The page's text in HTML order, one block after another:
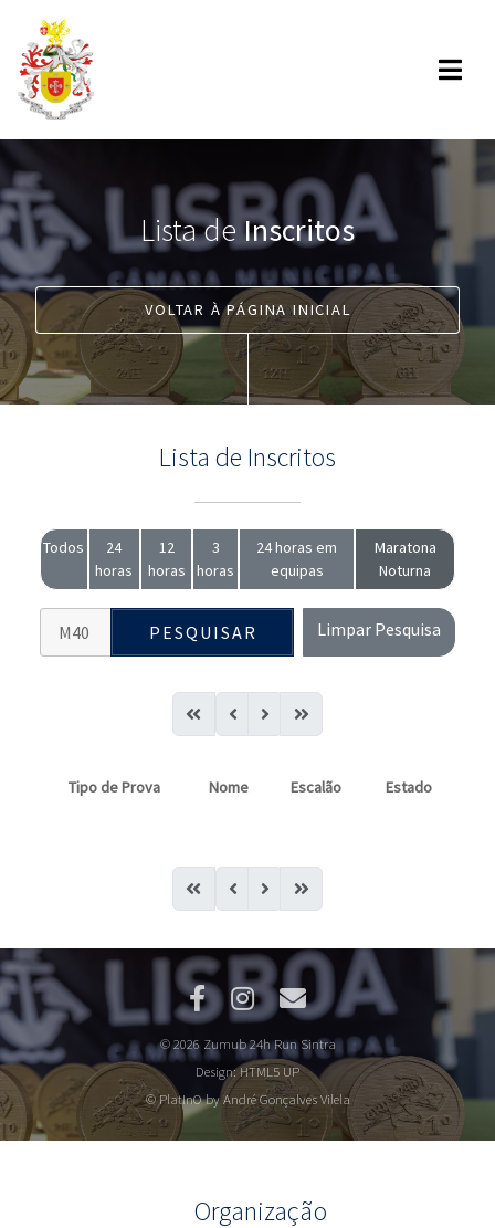
Lista deInscritos
VOLTAR À PÁGINA INICIAL
Lista de Inscritos
Todos
24
horas
12
horas
3
horas
24 horas em
equipas
Maratona
Noturna
PESQUISAR Limpar Pesquisa
Tipo de Prova Nome Escalão Estado
© 2026 Zumub 24h Run Sintra
Design:HTML5 UP
© PlatInO by André Gonçalves Vilela
Organização